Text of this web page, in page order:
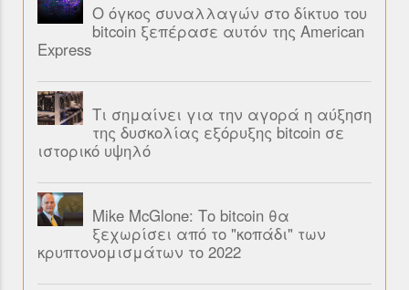
Ο όγκος συναλλαγών στο δίκτυο του
bitcoin ξεπέρασε αυτόν της American
Express
Τι σημαίνει για την αγορά η αύξηση
της δυσκολίας εξόρυξης bitcoin σε
ιστορικό υψηλό
Mike McGlone: Το bitcoin θα
ξεχωρίσει από το "κοπάδι" των
κρυπτονομισμάτων το 2022